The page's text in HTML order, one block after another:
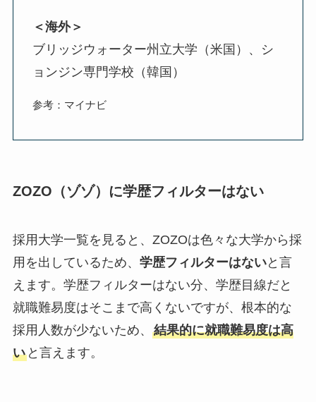
＜海外＞
ブリッジウォーター州立大学（米国）、シ
ョンジン専門学校（韓国）
参考：マイナビ
ZOZO（ゾゾ）に学歴フィルターはない
採用大学一覧を見ると、ZOZOは色々な大学から採
用を出しているため、 学歴フィルターはないと言
えます。学歴フィルターはない分、学歴目線だと
就職難易度はそこまで高くないですが、根本的な
採用人数が少ないため、 結果的に就職難易度は高
いと言えます。